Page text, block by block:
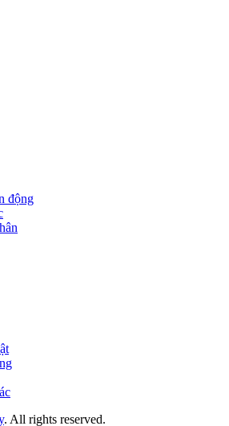
động
. All rights reserved.